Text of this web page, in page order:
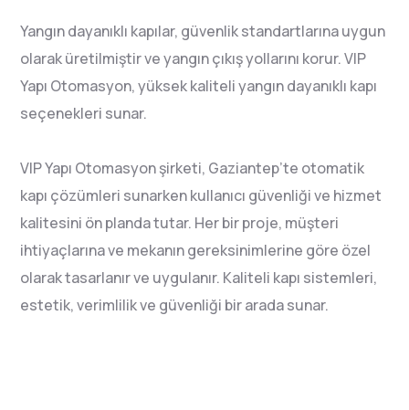
Yangın dayanıklı kapılar, güvenlik standartlarına uygun
olarak üretilmiştir ve yangın çıkış yollarını korur. VIP
Yapı Otomasyon, yüksek kaliteli yangın dayanıklı kapı
seçenekleri sunar.
VIP Yapı Otomasyon şirketi, Gaziantep’te otomatik
kapı çözümleri sunarken kullanıcı güvenliği ve hizmet
kalitesini ön planda tutar. Her bir proje, müşteri
ihtiyaçlarına ve mekanın gereksinimlerine göre özel
olarak tasarlanır ve uygulanır. Kaliteli kapı sistemleri,
estetik, verimlilik ve güvenliği bir arada sunar.